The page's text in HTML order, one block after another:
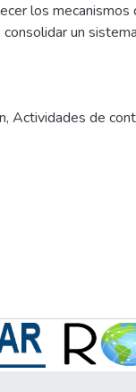
los mecanismos
un
, Actividades de